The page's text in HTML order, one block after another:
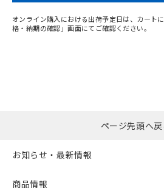
オンライン購入における出荷予定日は、カート
格・納期の確認」画面にてご確認ください。
ページ先頭へ戻
お知らせ・最新情報
商品情報